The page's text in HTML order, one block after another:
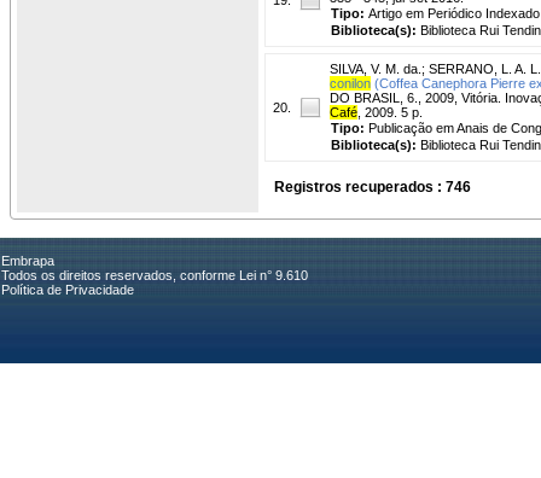
Tipo: Artigo em Periódico Indexado
Biblioteca(s): Biblioteca Rui
20.
SILVA, V. M. da. ; SERRANO, L. A. L.
conilon (Coffea Canephora Pierre
DO BRASIL, 6., 2009, Vitória.
Café , 2009. 5 p.
Tipo: Publicação em Anais de
Biblioteca(s): Biblioteca Rui
Registros recuperados : 746
Embrapa
Todos os direitos reservados, conforme Lei n° 9.610
Política de Privacidade